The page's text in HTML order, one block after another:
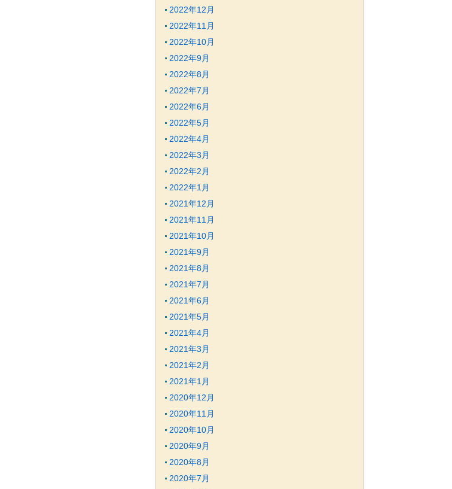
2022年12月
2022年11月
2022年10月
2022年9月
2022年8月
2022年7月
2022年6月
2022年5月
2022年4月
2022年3月
2022年2月
2022年1月
2021年12月
2021年11月
2021年10月
2021年9月
2021年8月
2021年7月
2021年6月
2021年5月
2021年4月
2021年3月
2021年2月
2021年1月
2020年12月
2020年11月
2020年10月
2020年9月
2020年8月
2020年7月